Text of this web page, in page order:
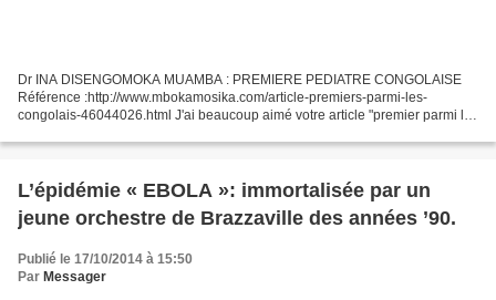
Dr INA DISENGOMOKA MUAMBA : PREMIERE PEDIATRE CONGOLAISE
Référence :http://www.mbokamosika.com/article-premiers-parmi-les-
congolais-46044026.html J'ai beaucoup aimé votre article "premier parmi les
L’épidémie « EBOLA »: immortalisée par un
jeune orchestre de Brazzaville des années ’90.
Publié le 17/10/2014 à 15:50
Par Messager